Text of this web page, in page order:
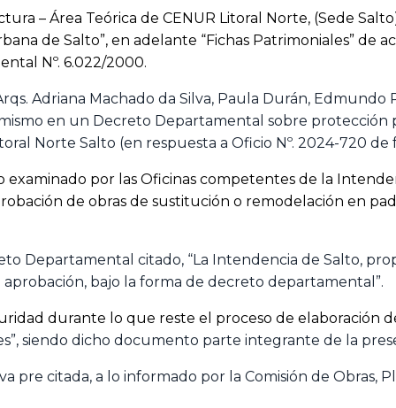
– Área Teórica de CENUR Litoral Norte, (Sede
de Salto”, en adelante “Fichas Patrimoniales” de
Nº. 6.022/2000.
Adriana Machado da Silva, Paula Durán, Edmundo
en un Decreto Departamental sobre protección
Norte Salto (en respuesta a Oficio Nº. 2024-720
por las Oficinas competentes de la
de obras de sustitución o remodelación en
Departamental citado, “La Intendencia de Salto,
bajo la forma de decreto departamental”.
durante lo que reste el proceso de elaboración
siendo dicho documento parte integrante de la
pre citada, a lo informado por la Comisión de Obras,